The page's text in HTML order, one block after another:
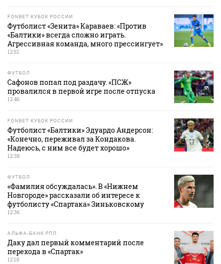
FONBET КУБОК РОССИИ
Футболист «Зенита» Караваев: «Против
«Балтики» всегда сложно играть.
Агрессивная команда, много прессингует»
12:51
ФУТБОЛ
Сафонов попал под раздачу. «ПСЖ»
провалился в первой игре после отпуска
12:46
FONBET КУБОК РОССИИ
Футболист «Балтики» Эдуардо Андерсон:
«Конечно, переживал за Кондакова.
Надеюсь, с ним все будет хорошо»
12:38
ФУТБОЛ
«Фамилия обсуждалась». В «Нижнем
Новгороде» рассказали об интересе к
футболисту «Спартака» Зиньковскому
12:36
АЛЬФА-БАНК РПЛ
Даку дал первый комментарий после
перехода в «Спартак»
12:18